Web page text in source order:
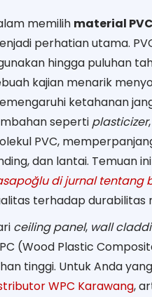
memilih material
perhatian utama.
hingga puluhan
kajian menarik
ketahanan
seperti plasticizer,
PVC,
dan lantai. Temuan
di jurnal tentang
terhadap durabilitas
ceiling panel, wall
(Wood Plastic
tinggi. Untuk Anda
WPC Karawang,